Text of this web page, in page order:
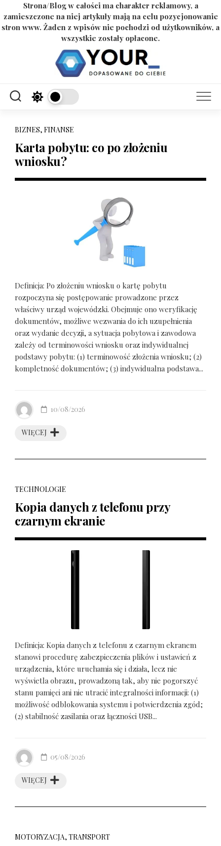
Strona/Blog w całości ma charakter reklamowy, a
zamieszczone na niej artykuły mają na celu pozycjonowanie
stron www. Żaden z wpisów nie pochodzi od użytkowników, a
wszystkie zostały opłacone.
BIZNES, FINANSE
Karta pobytu: co po złożeniu
wniosku?
Definicja: Po złożeniu wniosku o kartę pobytu
rozpoczyna się postępowanie prowadzone przez
właściwy urząd wojewódzki. Obejmuje ono weryfikację
dokumentów, możliwe wezwania do ich uzupełnienia
oraz wydanie decyzji, a sytuacja pobytowa i zawodowa
zależy od terminowości wniosku oraz indywidualnej
podstawy pobytu: (1) terminowość złożenia wniosku; (2)
kompletność dokumentów; (3) indywidualna podstawa...
WIĘCEJ
10/08/2026
TECHNOLOGIE
Kopia danych z telefonu przy
czarnym ekranie
Definicja: Kopia danych z telefonu z czarnym ekranem
stanowi procedurę zabezpieczenia plików i ustawień z
urządzenia, które uruchamia się i działa, lecz nie
wyświetla obrazu, prowadzoną tak, aby nie pogorszyć
stanu pamięci ani nie utracić integralności informacji: (1)
możliwość odblokowania systemu i potwierdzenia zgód;
(2) stabilność zasilania oraz łączności USB...
WIĘCEJ
05/08/2026
MOTORYZACJA, TRANSPORT